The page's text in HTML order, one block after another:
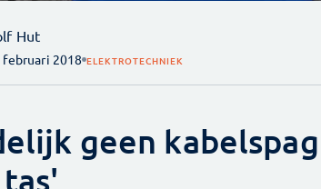
Hut
februari 2018 ELEKTROTECHNIEK
geen